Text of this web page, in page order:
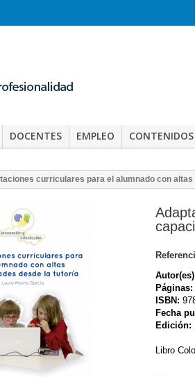
DOCENTES EMPLEO
curriculares para el alumnado con
Páginas:
ISBN:
Fecha
Edición:
Libro